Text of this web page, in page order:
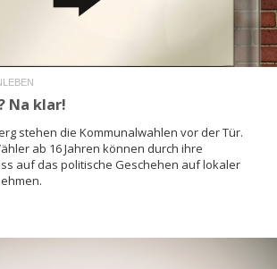
Na klar!
stehen die Kommunalwahlen vor der Tür.
ab 16 Jahren können durch ihre
auf das politische Geschehen auf lokaler